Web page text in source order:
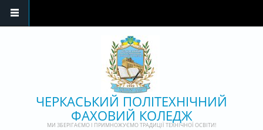
ЧЕРКАСЬКИЙ ПОЛІТЕХНІЧНИЙ
ФАХОВИЙ КОЛЕДЖ
МИ ЗБЕРІГАЄМО І ПРИМНОЖУЄМО ТРАДИЦІЇ ТЕХНІЧНОЇ ОСВІТИ!